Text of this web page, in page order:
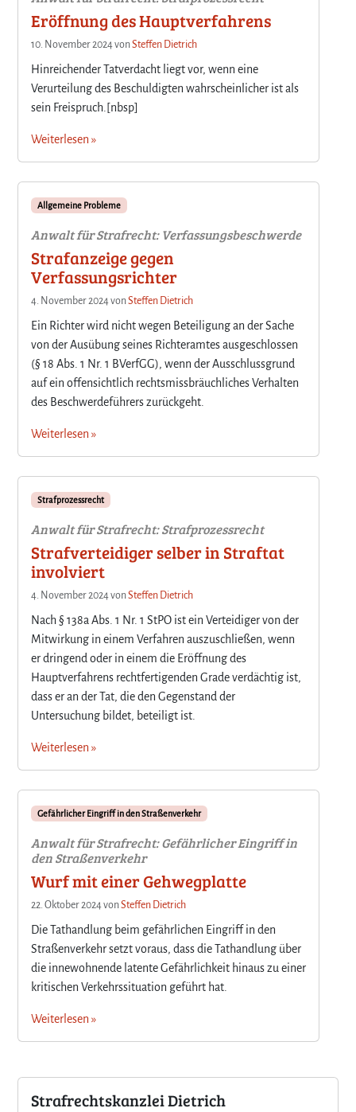
Eröffnung des Hauptverfahrens
10. November 2024vonSteffen Dietrich
Hinreichender Tatverdacht liegt vor, wenn eine
Verurteilung des Beschuldigten wahrscheinlicher ist als
sein Freispruch.[nbsp]
Weiterlesen »
Allgemeine Probleme
Anwalt für Strafrecht: Verfassungsbeschwerde
Strafanzeige gegen
Verfassungsrichter
4. November 2024vonSteffen Dietrich
Ein Richter wird nicht wegen Beteiligung an der Sache
von der Ausübung seines Richteramtes ausgeschlossen
(§ 18 Abs. 1 Nr. 1 BVerfGG), wenn der Ausschlussgrund
auf ein offensichtlich rechtsmissbräuchliches Verhalten
des Beschwerdeführers zurückgeht.
Weiterlesen »
Strafprozessrecht
Anwalt für Strafrecht: Strafprozessrecht
Strafverteidiger selber in Straftat
involviert
4. November 2024vonSteffen Dietrich
Nach § 138a Abs. 1 Nr. 1 StPO ist ein Verteidiger von der
Mitwirkung in einem Verfahren auszuschließen, wenn
er dringend oder in einem die Eröffnung des
Hauptverfahrens rechtfertigenden Grade verdächtig ist,
dass er an der Tat, die den Gegenstand der
Untersuchung bildet, beteiligt ist.
Weiterlesen »
Gefährlicher Eingriff in den Straßenverkehr
Anwalt für Strafrecht: Gefährlicher Eingriff in
den Straßenverkehr
Wurf mit einer Gehwegplatte
22. Oktober 2024vonSteffen Dietrich
Die Tathandlung beim gefährlichen Eingriff in den
Straßenverkehr setzt voraus, dass die Tathandlung über
die innewohnende latente Gefährlichkeit hinaus zu einer
kritischen Verkehrssituation geführt hat.
Weiterlesen »
Strafrechtskanzlei Dietrich